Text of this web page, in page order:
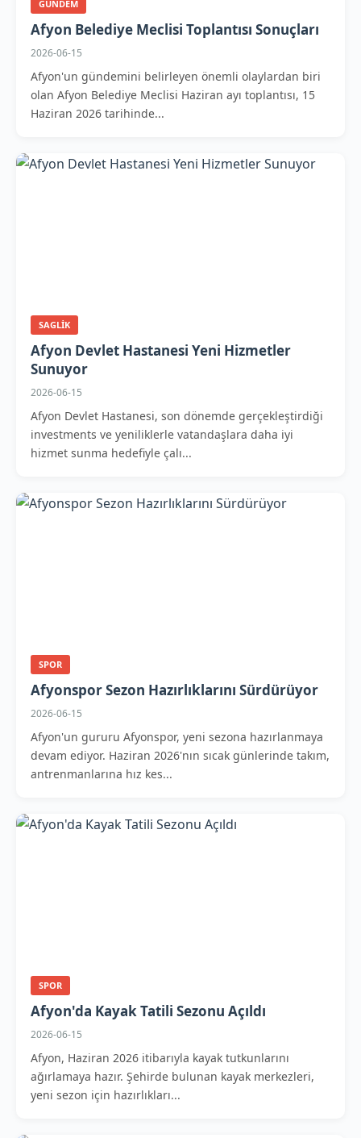
GUNDEM
Afyon Belediye Meclisi Toplantısı Sonuçları
2026-06-15
Afyon'un gündemini belirleyen önemli olaylardan biri
olan Afyon Belediye Meclisi Haziran ayı toplantısı, 15
Haziran 2026 tarihinde...
SAGLIK
Afyon Devlet Hastanesi Yeni Hizmetler
Sunuyor
2026-06-15
Afyon Devlet Hastanesi, son dönemde gerçekleştirdiği
investments ve yeniliklerle vatandaşlara daha iyi
hizmet sunma hedefiyle çalı...
SPOR
Afyonspor Sezon Hazırlıklarını Sürdürüyor
2026-06-15
Afyon'un gururu Afyonspor, yeni sezona hazırlanmaya
devam ediyor. Haziran 2026'nın sıcak günlerinde takım,
antrenmanlarına hız kes...
SPOR
Afyon'da Kayak Tatili Sezonu Açıldı
2026-06-15
Afyon, Haziran 2026 itibarıyla kayak tutkunlarını
ağırlamaya hazır. Şehirde bulunan kayak merkezleri,
yeni sezon için hazırlıkları...